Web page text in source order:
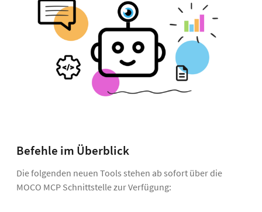
Befehle im Überblick
Die folgenden neuen Tools stehen ab sofort über die
MOCO MCP Schnittstelle zur Verfügung: